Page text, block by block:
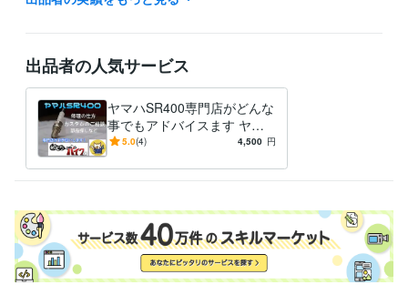
資格・検定
ガソリン2級自動車整備士 取得年 : 1983年
普通自動車運転免許 取得年 : 1981年
普通自動二輪免許 取得年 : 1982年
中型自動車第一種運転免許 取得年 : 1980年
二級自動車整備士（ガソリン・ジーゼル・シャシ・二輪）
981年
ガス溶接技能者 取得年 : 1980年
得意分野
学習指導・資格・キャリア相談 オートバイの整備
学歴
出品者の人気サービス
ヤマハSR400専門店がどんな
事でもアドバイスます ヤマ
ハSR400専門店が全面アドバ
5.0(4) 4,500 円